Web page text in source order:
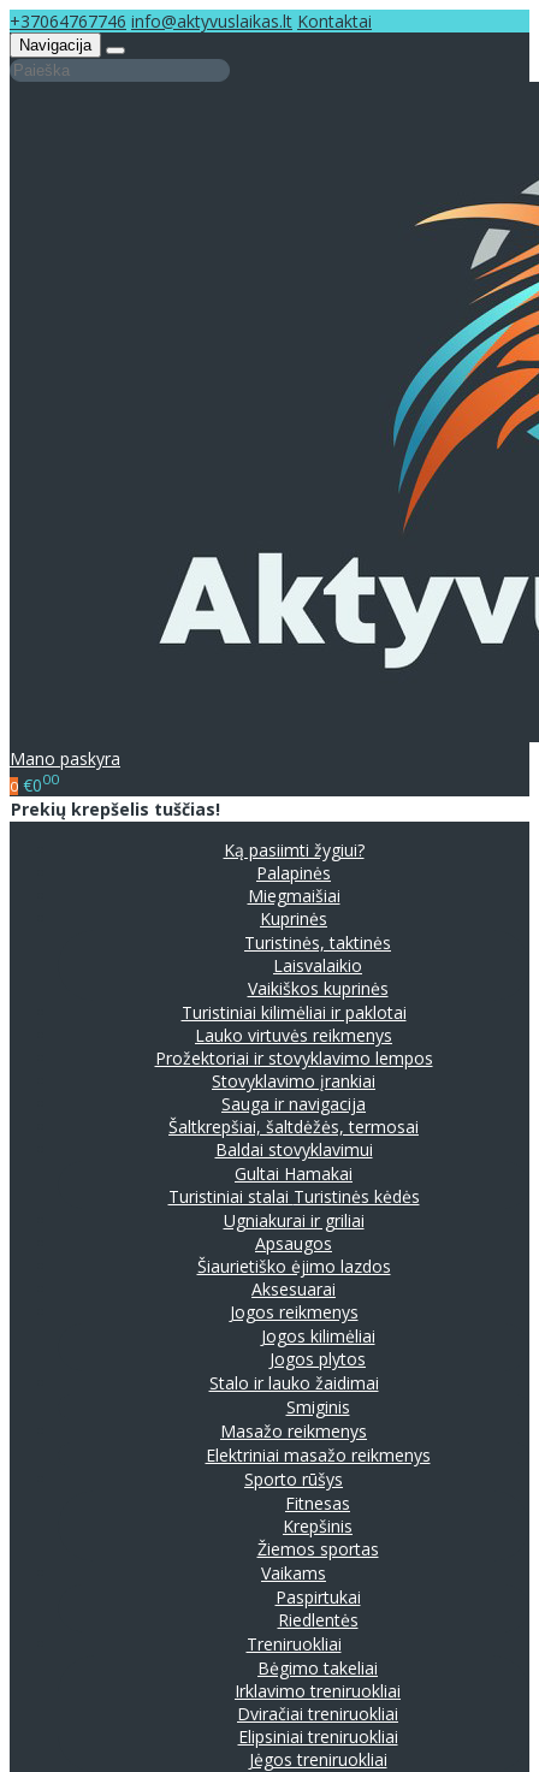
+37064767746 info@aktyvuslaikas.lt Kontaktai
Navigacija
Mano paskyra
0 €000
Prekių krepšelis tuščias!
Ką pasiimti žygiui?
Palapinės
Miegmaišiai
Kuprinės
Turistinės, taktinės
Laisvalaikio
Vaikiškos kuprinės
Turistiniai kilimėliai ir paklotai
Lauko virtuvės reikmenys
Prožektoriai ir stovyklavimo lempos
Stovyklavimo įrankiai
Sauga ir navigacija
Šaltkrepšiai, šaltdėžės, termosai
Baldai stovyklavimui
Gultai Hamakai
Turistiniai stalai Turistinės kėdės
Ugniakurai ir griliai
Apsaugos
Šiaurietiško ėjimo lazdos
Aksesuarai
Jogos reikmenys
Jogos kilimėliai
Jogos plytos
Stalo ir lauko žaidimai
Smiginis
Masažo reikmenys
Elektriniai masažo reikmenys
Sporto rūšys
Fitnesas
Krepšinis
Žiemos sportas
Vaikams
Paspirtukai
Riedlentės
Treniruokliai
Bėgimo takeliai
Irklavimo treniruokliai
Dviračiai treniruokliai
Elipsiniai treniruokliai
Jėgos treniruokliai